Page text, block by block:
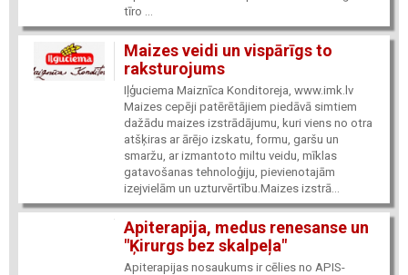
tīro ...
Maizes veidi un vispārīgs to
raksturojums
Iļģuciema Maiznīca Konditoreja, www.imk.lv
Maizes cepēji patērētājiem piedāvā simtiem
dažādu maizes izstrādājumu, kuri viens no otra
atšķiras ar ārējo izskatu, formu, garšu un
smaržu, ar izmantoto miltu veidu, mīklas
gatavošanas tehnoloģiju, pievienotajām
izejvielām un uzturvērtību.Maizes izstrā...
Apiterapija, medus renesanse un
"Ķirurgs bez skalpeļa"
Apiterapijas nosaukums ir cēlies no APIS-